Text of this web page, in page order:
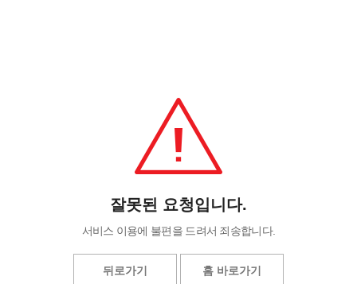
잘못된 요청입니다.
서비스 이용에 불편을 드려서 죄송합니다.
뒤로가기 홈 바로가기